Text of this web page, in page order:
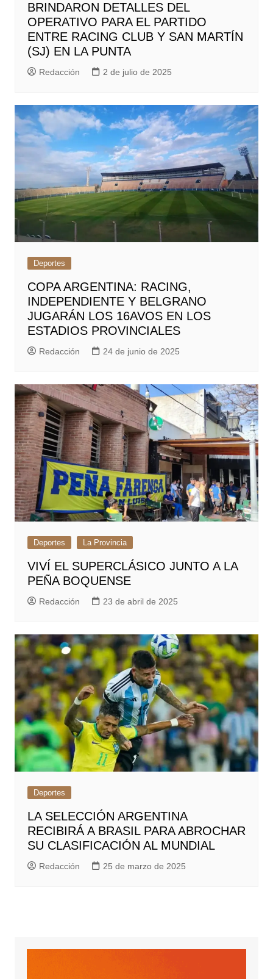
BRINDARON DETALLES DEL
OPERATIVO PARA EL PARTIDO
ENTRE RACING CLUB Y SAN MARTÍN
(SJ) EN LA PUNTA
Redacción 2 de julio de 2025
Deportes
COPA ARGENTINA: RACING,
INDEPENDIENTE Y BELGRANO
JUGARÁN LOS 16AVOS EN LOS
ESTADIOS PROVINCIALES
Redacción 24 de junio de 2025
Deportes La Provincia
VIVÍ EL SUPERCLÁSICO JUNTO A LA
PEÑA BOQUENSE
Redacción 23 de abril de 2025
Deportes
LA SELECCIÓN ARGENTINA
RECIBIRÁ A BRASIL PARA ABROCHAR
SU CLASIFICACIÓN AL MUNDIAL
Redacción 25 de marzo de 2025